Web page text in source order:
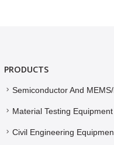
PRODUCTS
Semiconductor And
Material Testing Equipment
Civil Engineering